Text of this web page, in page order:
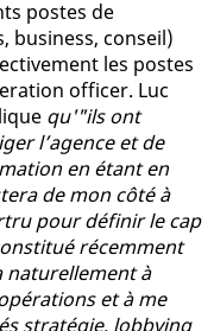
postes de
business, conseil)
les postes
officer. Luc
qu'"ils ont
l’agence et de
en étant en
de mon côté à
pour définir le cap
récemment
naturellement à
et à me
stratégie, lobbying